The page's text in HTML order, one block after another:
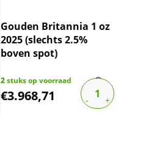
Gouden Britannia 1 oz
2025 (slechts 2.5%
boven spot)
2stuks op voorraad
€3.968,71